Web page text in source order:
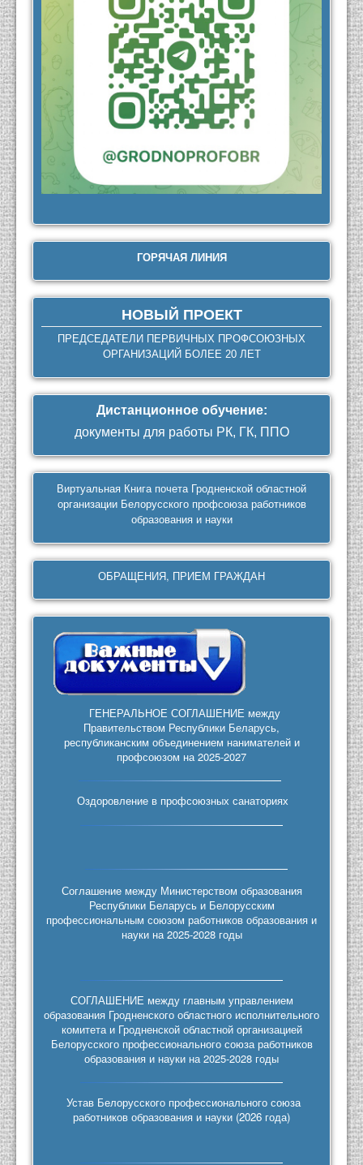
ГОРЯЧАЯ ЛИНИЯ
НОВЫЙ ПРОЕКТ
ПРЕДСЕДАТЕЛИ ПЕРВИЧНЫХ ПРОФСОЮЗНЫХ
ОРГАНИЗАЦИЙ БОЛЕЕ 20 ЛЕТ
Дистанционное обучение:
документы для работы РК, ГК, ППО
Виртуальная Книга почета Гродненской областной
организации Белорусского профсоюза работников
образования и науки
ОБРАЩЕНИЯ, ПРИЕМ ГРАЖДАН
ГЕНЕРАЛЬНОЕ СОГЛАШЕНИЕ между
Правительством Республики Беларусь,
республиканским объединением нанимателей и
профсоюзом на 2025-2027
Оздоровление в профсоюзных санаториях
Соглашение между Министерством образования
Республики Беларусь и Белорусским
профессиональным союзом работников образования и
науки на 2025-2028 годы
СОГЛАШЕНИЕ между главным управлением
образования Гродненского областного исполнительного
комитета и Гродненской областной организацией
Белорусского профессионального союза работников
образования и науки на 2025-2028 годы
Устав Белорусского профессионального союза
работников образования и науки (2026 года)